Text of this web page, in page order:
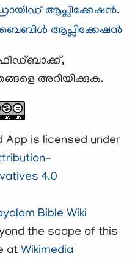
ആപ്ലിക്കേഷന്‍.
ബൈബിൾ ആപ്ലിക്കേഷന്‍
അറിയിക്കുക.
App is licensed under
4.0
Bible Wiki
the scope of this
at Wikimedia